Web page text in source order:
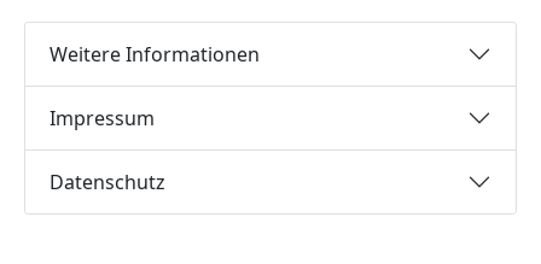
Weitere Informationen
Impressum
Datenschutz